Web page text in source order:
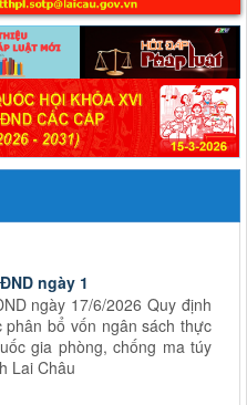
thủ tục hành chính về đất
ngày 1
ngày 17/6/2026 Quy định
bổ vốn ngân sách thực
gia phòng, chống ma túy
Lai Châu